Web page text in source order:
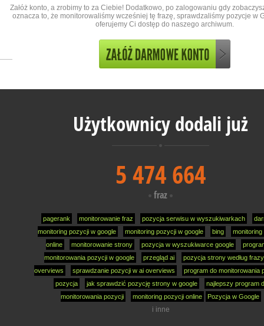
Załóż konto, a zrobimy to za Ciebie! Dodatkowo, po zalogowaniu gdy
oznacza to, że monitorowaliśmy wcześniej tę frazę, sprawdzaliśmy pozycje w
oferujemy Ci dostęp do naszego archiwum.
Użytkownicy dodali już
5 474 664
fraz
pagerank monitorowanie fraz pozycja serwisu w wyszukiwarkach
monitoring pozycji w google
monitoring pozycji w google bing
monitoring
online
monitorowanie strony pozycja w wyszukiwarce google
monitorowania pozycji w google
przegląd ai
pozycja strony według frazy
overviews
sprawdzanie pozycji w ai overviews
program do monitorowania
pozycja
jak sprawdzić pozycję strony w google
najlepszy program
monitorowania pozycji
monitoring pozycji online Pozycja w Google
i inne